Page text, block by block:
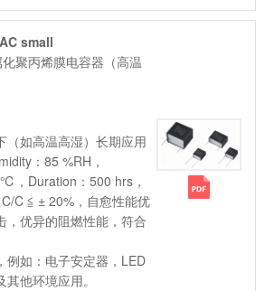
small
聚丙烯膜电容器（高温
（如高温高湿）长期应用
：85 %RH，
，Duration：500 hrs，
C ≦ ± 20%，自愈性能优
，优异的阻燃性能，符合
例如：电子安定器，LED
他环境应用。